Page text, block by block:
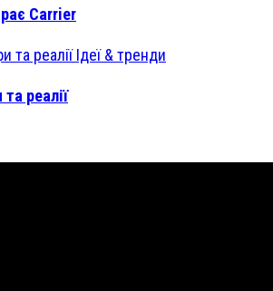
Carrier
Ідеї & тренди
реалії